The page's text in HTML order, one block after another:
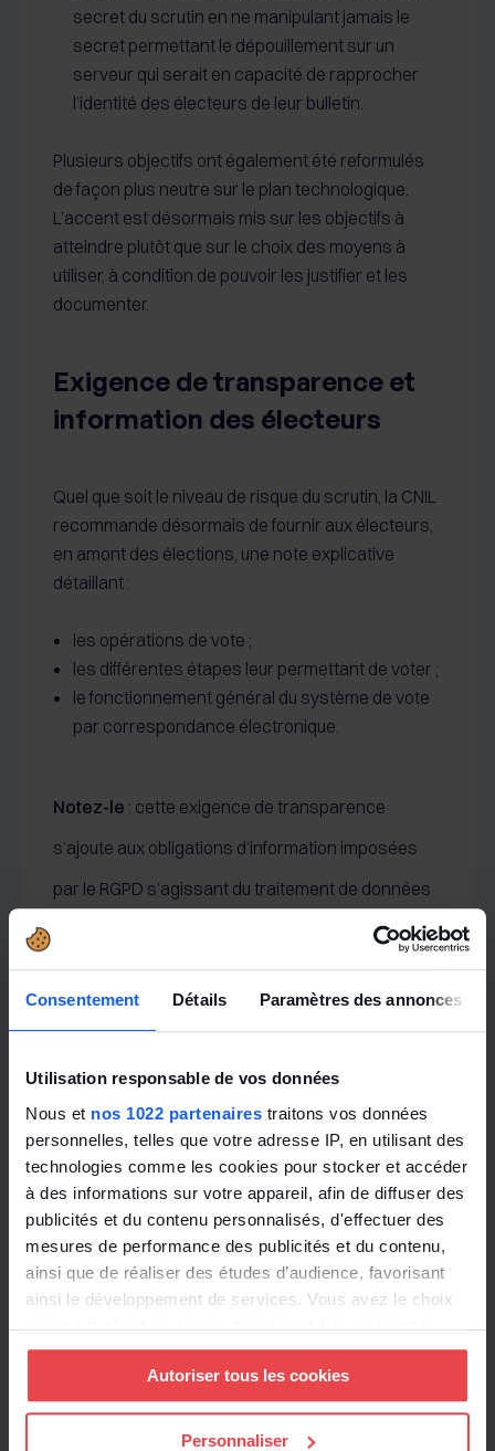
Consentement Détails Paramètres des annonces
Utilisation responsable de vos données
Nous et nos 1022 partenaires traitons vos données
personnelles, telles que votre adresse IP, en utilisant des
technologies comme les cookies pour stocker et accéder
à des informations sur votre appareil, afin de diffuser des
publicités et du contenu personnalisés, d'effectuer des
mesures de performance des publicités et du contenu,
ainsi que de réaliser des études d’audience, favorisant
ainsi le développement de services. Vous avez le choix
quant à l'utilisation de vos données et à leurs finalités.
Vous pouvez modifier ou retirer votre consentement à
tout moment en consultant la Déclaration relative aux
cookies ou en cliquant sur l'icône de confidentialité.
Autoriser tous les cookies
Personnaliser
secret du scrutin en ne manipulant jamais le
secret permettant le dépouillement sur un
serveur qui serait en capacité de rapprocher
l’identité des électeurs de leur bulletin.
Plusieurs objectifs ont également été reformulés
de façon plus neutre sur le plan technologique.
L’accent est désormais mis sur les objectifs à
atteindre plutôt que sur le choix des moyens à
utiliser, à condition de pouvoir les justifier et les
documenter.
Exigence de transparence et
information des électeurs
Quel que soit le niveau de risque du scrutin, la CNIL
recommande désormais de fournir aux électeurs,
en amont des élections, une note explicative
détaillant :
les opérations de vote ;
les différentes étapes leur permettant de voter ;
le fonctionnement général du système de vote
par correspondance électronique.
Notez-le : cette exigence de transparence
s’ajoute aux obligations d’information imposées
par le RGPD s’agissant du traitement de données
La CNIL recommande que les électeurs soient
informés, de manière claire et compréhensible :
de la manière dont leur bulletin de vote est pris
en compte et traité par le système de vote
électronique ;
le cas échéant, sur les traitements statistiques
des résultats.
Elle insiste sur la nécessité de rendre le vote
électroniqueaccessibleà tous les électeurs, et
aux personnes en situation de handicap,
notamment visuel ;
aux électeurs qui ne disposent pas de